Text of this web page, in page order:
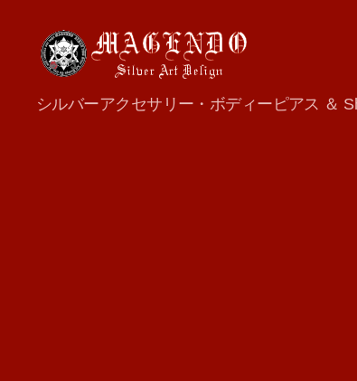
MAGENDO
JAPAN
シルバーアクセサリー・ボディーピアス ＆